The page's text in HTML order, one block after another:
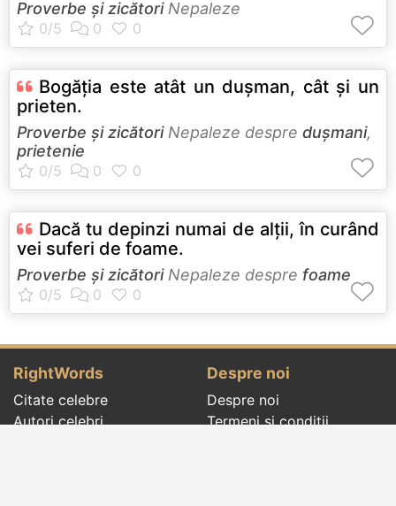
Proverbe și zicătoriNepaleze
Bogăţia este atât un duşman, cât şi un
prieten.
Proverbe și zicătoriNepaleze despre dușmani,
prietenie
Dacă tu depinzi numai de alţii, în curând
vei suferi de foame.
Proverbe și zicătoriNepaleze despre foame
RightWords
Citate celebre
Autori celebri
Despre noi
Despre noi
Termeni și condiții